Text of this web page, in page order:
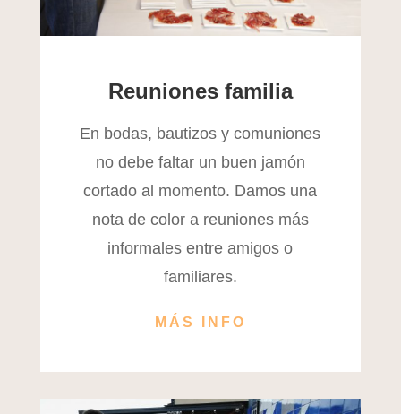
Reuniones familia
En bodas, bautizos y comuniones
no debe faltar un buen jamón
cortado al momento. Damos una
nota de color a reuniones más
informales entre amigos o
familiares.
MÁS INFO